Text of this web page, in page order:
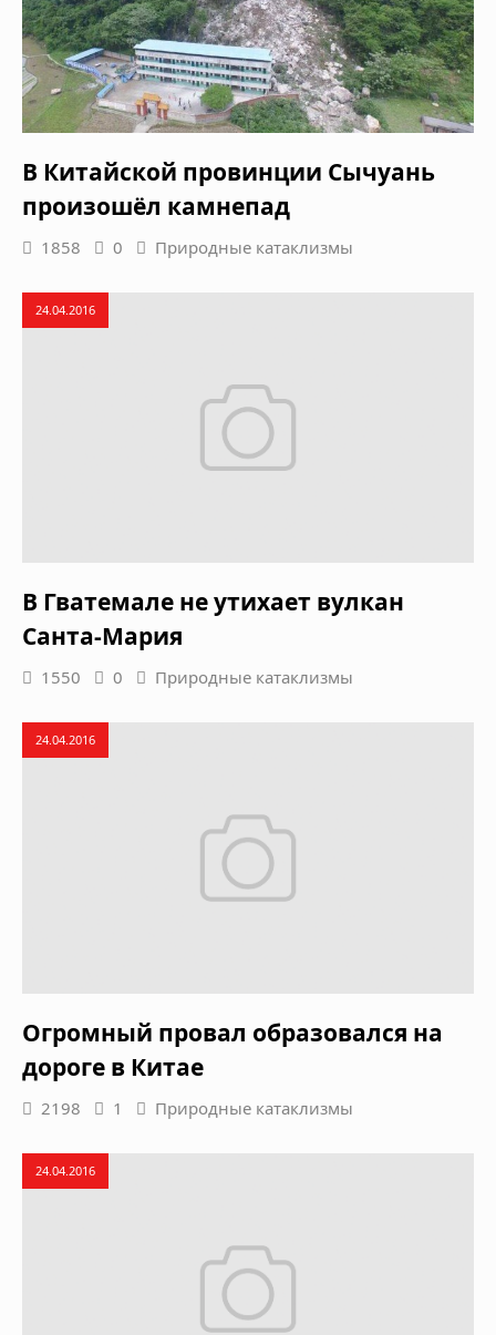
В Китайской провинции Сычуань
произошёл камнепад
1858 0 Природные катаклизмы
24.04.2016
В Гватемале не утихает вулкан
Санта-Мария
1550 0 Природные катаклизмы
24.04.2016
Огромный провал образовался на
дороге в Китае
2198 1 Природные катаклизмы
24.04.2016